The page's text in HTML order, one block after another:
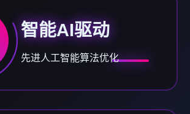
智能AI驱动
先进人工智能算法优化